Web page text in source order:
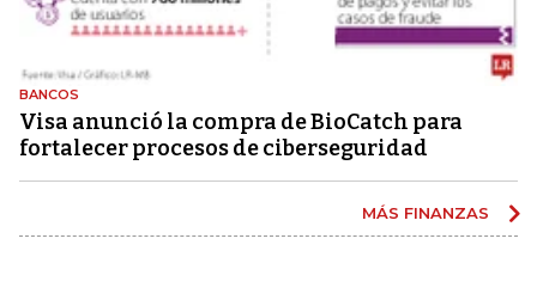
BANCOS
Visa anunció la compra de BioCatch para
fortalecer procesos de ciberseguridad
MÁS FINANZAS